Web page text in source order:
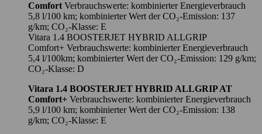
Comfort Verbrauchswerte: kombinierter Energieverbrauch
5,8 l/100 km; kombinierter Wert der CO₂-Emission: 137
g/km; CO₂-Klasse: E
Vitara 1.4 BOOSTERJET HYBRID ALLGRIP
Comfort+ Verbrauchswerte: kombinierter Energieverbrauch
5,4 l/100km; kombinierter Wert der CO₂-Emission: 129 g/km;
CO₂-Klasse: D
Vitara 1.4 BOOSTERJET HYBRID ALLGRIP AT
Comfort+ Verbrauchswerte: kombinierter Energieverbrauch
5,9 l/100 km; kombinierter Wert der CO₂-Emission: 138
g/km; CO₂-Klasse: E